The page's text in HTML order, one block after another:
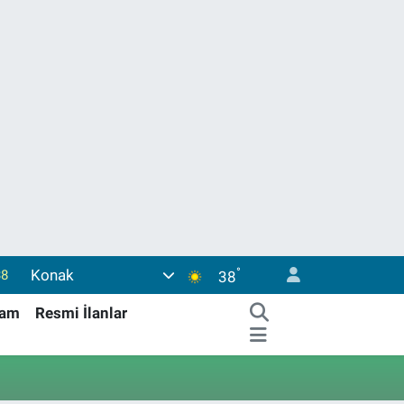
Konak 38°
Resmi İlanlar